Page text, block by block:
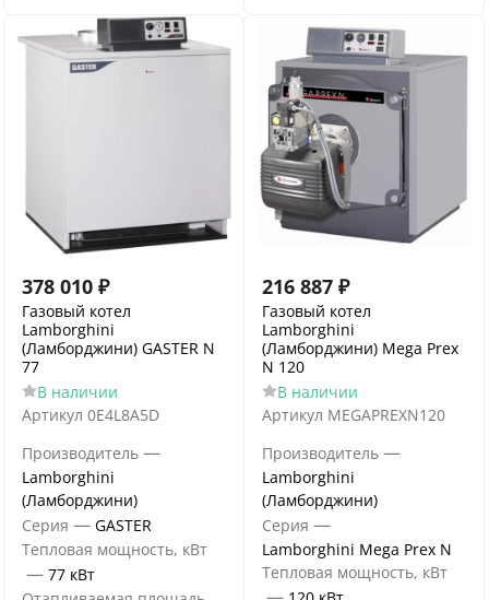
378 010 ₽
Газовый котел
Lamborghini
(Ламборджини) GASTER N
77
В наличии
Артикул 0E4L8A5D
Производитель —
Lamborghini
(Ламборджини)
Серия — GASTER
Тепловая мощность, кВт
— 77 кВт
216 887 ₽
Газовый котел
Lamborghini
(Ламборджини) Mega Prex
N 120
В наличии
Артикул MEGAPREXN120
Производитель —
Lamborghini
(Ламборджини)
Серия —
Lamborghini Mega Prex N
Тепловая мощность, кВт